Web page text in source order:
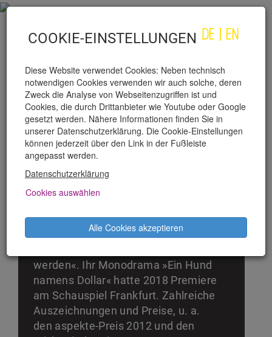
DE EN
TERESA PRÄAUER
Teresa Präauer, geb. 1979, studierte
Germanistik und bildende Kunst. Im
Romane »Für den Herrscher aus
Übersee«, »Johnny und Jean«, »Oh
werden«. Ihr Monodrama »Ein Hund
namens Dollar« hatte 2018 Premiere
am Schauspiel Frankfurt. Zahlreiche
Auszeichnungen und Preise, u. a.
den aspekte-Preis 2012 und den
COOKIE-EINSTELLUNGEN
Diese Website verwendet Cookies: Neben technisch
notwendigen Cookies verwenden wir auch solche, deren
Zweck die Analyse von Webseitenzugriffen ist und
Cookies, die durch Drittanbieter wie Youtube oder Google
gesetzt werden. Nähere Informationen finden Sie in
unserer Datenschutzerklärung. Die Cookie-Einstellungen
können jederzeit über den Link in der Fußleiste
angepasst werden.
Datenschutzerklärung
Cookies auswählen
Alle Cookies akzeptieren